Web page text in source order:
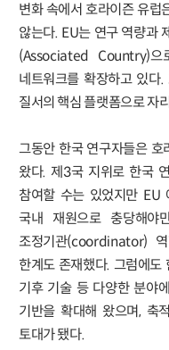
변화 속에서 호라이즌 유럽
않는다. EU는 연구 역량과
(Associated Country)으
네트워크를 확장하고 있다
질서의 핵심 플랫폼으로 자
그동안 한국 연구자들은 호
왔다. 제3국 지위로 한국
참여할 수는 있었지만 EU
국내 재원으로 충당해
조정기관(coordinator)
한계도 존재했다. 그럼에도
기후 기술 등 다양한 분야
기반을 확대해 왔으며, 축
토대가 됐다.